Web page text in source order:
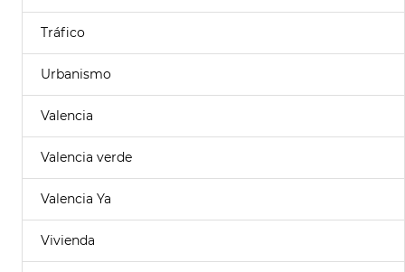
Tráfico
Urbanismo
Valencia
Valencia verde
Valencia Ya
Vivienda